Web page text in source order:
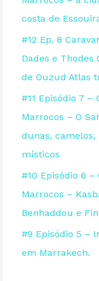
a
r
p
o
r
:
costa de
#12 Ep. 8
Dades e Thodes
de Ouzud Atlas
#11 Episódio 7 –
Marrocos – O
dunas, camelos,
místicos
#10 Episódio 6 –
Marrocos –
Benhaddou e
#9 Episódio 5 –
em Marrakech.